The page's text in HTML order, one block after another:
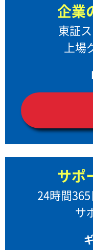
企業
東証
上
サポ
24時間
サ